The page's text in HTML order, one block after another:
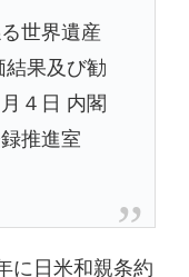
世界遺産
果及び勧
４日 内閣
推進室
に日米和親条約